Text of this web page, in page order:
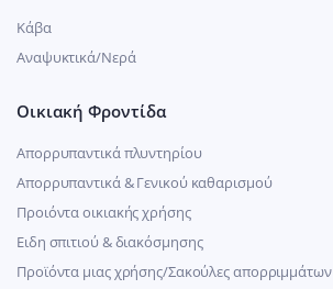
Κάβα
Αναψυκτικά/Νερά
Οικιακή Φροντίδα
Απορρυπαντικά πλυντηρίου
Απορρυπαντικά & Γενικού καθαρισμού
Προιόντα οικιακής χρήσης
Ειδη σπιτιού & διακόσμησης
Προϊόντα μιας χρήσης/Σακούλες απορριμμάτων